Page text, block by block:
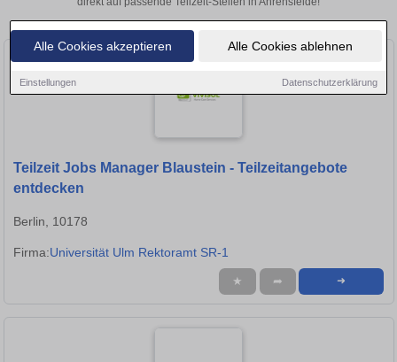
Alle Cookies akzeptieren Alle Cookies ablehnen
Einstellungen Datenschutzerklärung
Teilzeit Jobs Manager Blaustein - Teilzeitangebote
entdecken
Berlin, 10178
Firma:Universität Ulm Rektoramt SR-1
★ ➦ ➜